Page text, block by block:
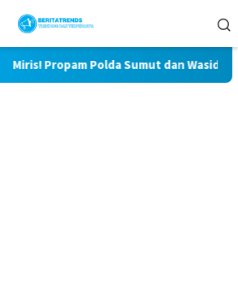
Polda Sumut dan Wasidik